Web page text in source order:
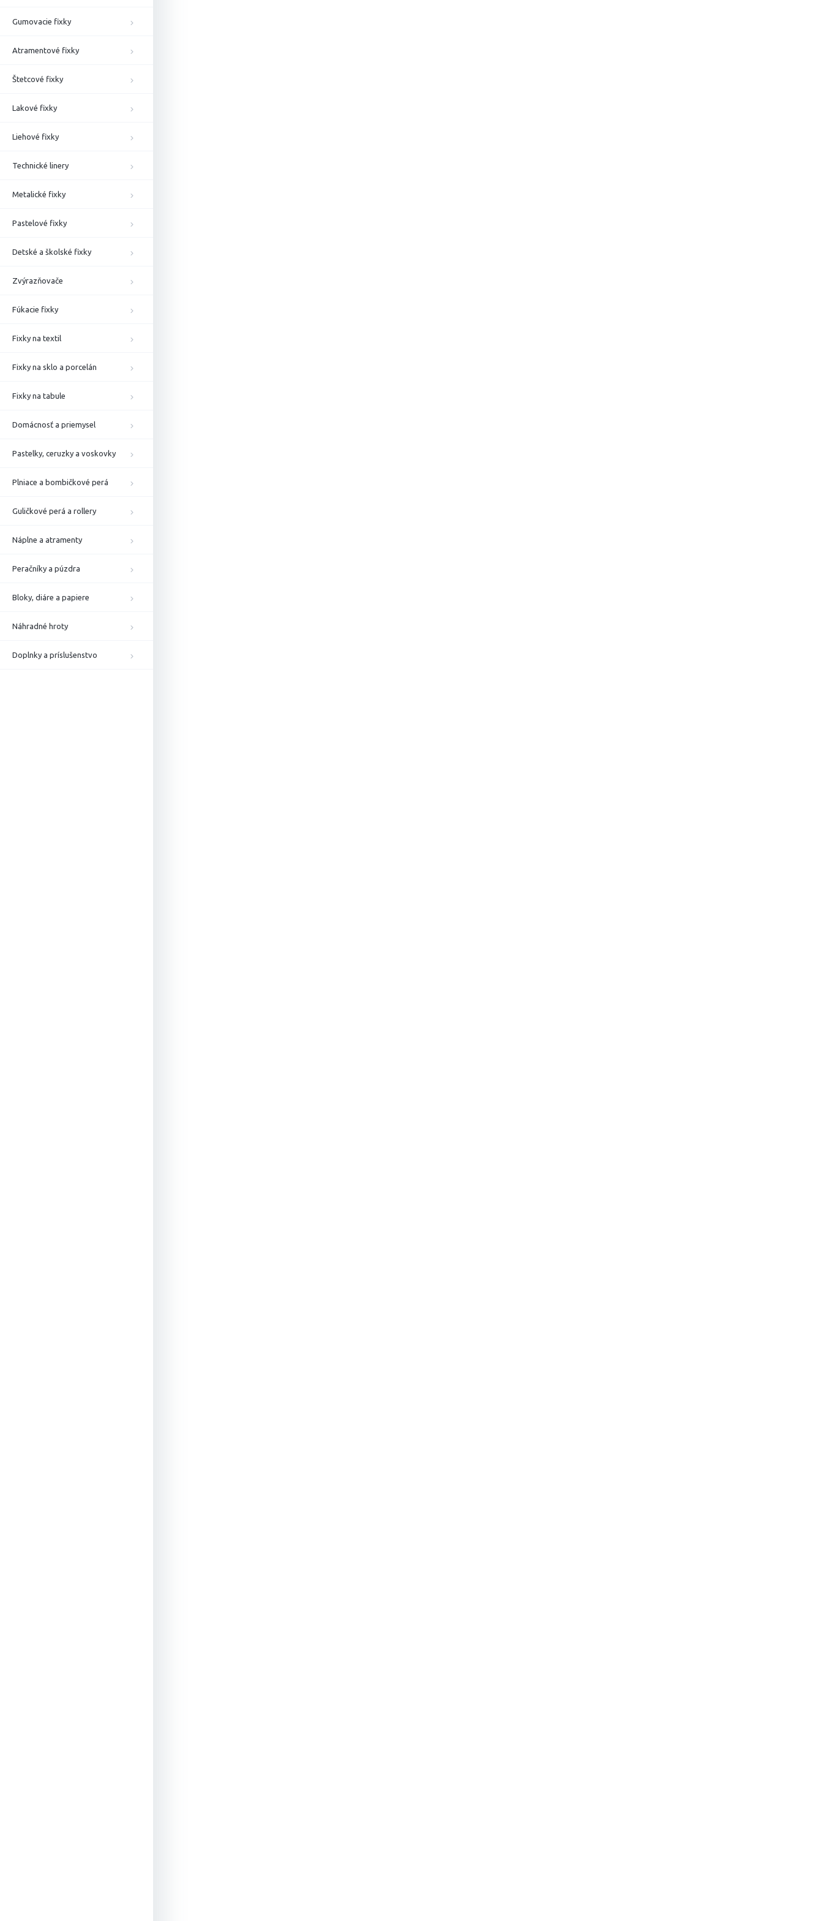
Gumovacie fixky
Atramentové fixky
Štetcové fixky
Lakové fixky
Liehové fixky
Technické linery
Metalické fixky
Pastelové fixky
Detské a školské fixky
Zvýrazňovače
Fúkacie fixky
Fixky na textil
Fixky na sklo a porcelán
Fixky na tabule
Domácnosť a priemysel
Pastelky, ceruzky a voskovky
Plniace a bombičkové perá
Guličkové perá a rollery
Náplne a atramenty
Peračníky a púzdra
Bloky, diáre a papiere
Náhradné hroty
Doplnky a príslušenstvo